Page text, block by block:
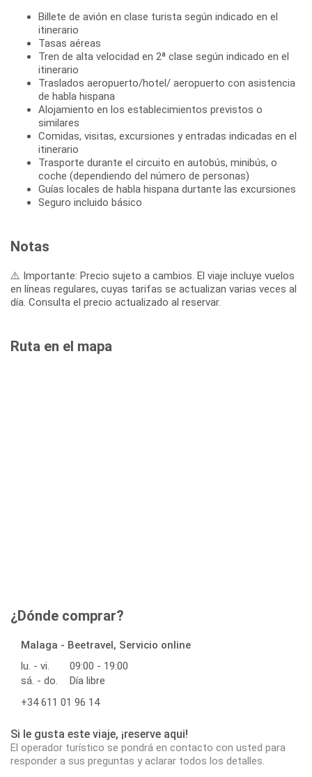
Billete de avión en clase turista según indicado en el
itinerario
Tasas aéreas
Tren de alta velocidad en 2ª clase según indicado en el
itinerario
Traslados aeropuerto/hotel/ aeropuerto con asistencia
de habla hispana
Alojamiento en los establecimientos previstos o
similares
Comidas, visitas, excursiones y entradas indicadas en el
itinerario
Trasporte durante el circuito en autobús, minibús, o
coche (dependiendo del número de personas)
Guías locales de habla hispana durtante las excursiones
Seguro incluido básico
Notas
⚠️ Importante: Precio sujeto a cambios. El viaje incluye vuelos
en líneas regulares, cuyas tarifas se actualizan varias veces al
día. Consulta el precio actualizado al reservar.
Ruta en el mapa
¿Dónde comprar?
Malaga - Beetravel, Servicio online
lu. - vi.
09:00 - 19:00
sá. - do.
Día libre
+34 611 01 96 14
Si le gusta este viaje, ¡reserve aqui!
El operador turístico se pondrá en contacto con usted para
responder a sus preguntas y aclarar todos los detalles.